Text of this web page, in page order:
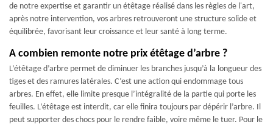
de notre expertise et garantir un étêtage réalisé dans les règles de l'art,
après notre intervention, vos arbres retrouveront une structure solide et
équilibrée, favorisant leur croissance et leur santé à long terme.
A combien remonte notre prix étêtage d’arbre ?
L’étêtage d’arbre permet de diminuer les branches jusqu’à la longueur des
tiges et des ramures latérales. C’est une action qui endommage tous
arbres. En effet, elle limite presque l’intégralité de la partie qui porte les
feuilles. L’étêtage est interdit, car elle finira toujours par dépérir l’arbre. Il
peut supporter des chocs pour le rendre faible, voire même le tuer. Pour le